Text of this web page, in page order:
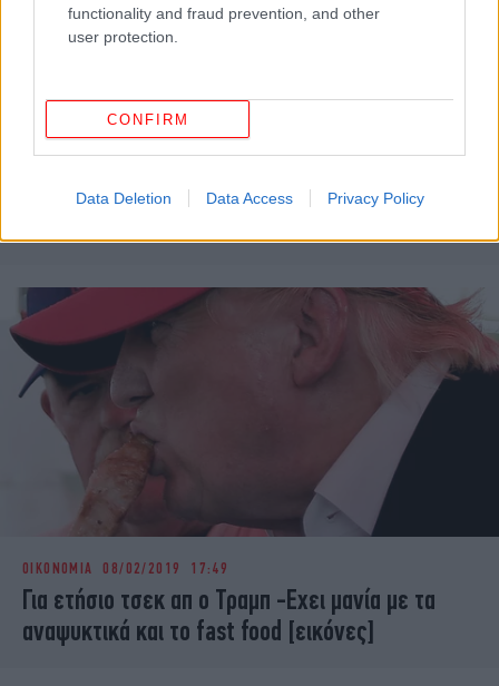
functionality and fraud prevention, and other
user protection.
CONFIRM
Data Deletion Data Access Privacy Policy
Ο Τραμπ έκανε τσεκ απ- «Χαίρει άκρας υγείας»,
ΟΙΚΟΝΟΜΙΑ 08/02/2019 17:49
Για ετήσιο τσεκ απ ο Τραμπ -Εχει μανία με τα
αναψυκτικά και το fast food [εικόνες]